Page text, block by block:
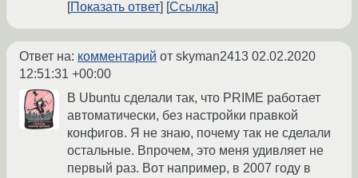
Показать ответ Ссылка
Ответ на: комментарий от skyman2413 02.02.2020
12:51:31 +00:00
В Ubuntu сделали так, что PRIME работает
автоматически, без настройки правкой
конфигов. Я не знаю, почему так не сделали
остальные. Впрочем, это меня удивляет не
первый раз. Вот например, в 2007 году в